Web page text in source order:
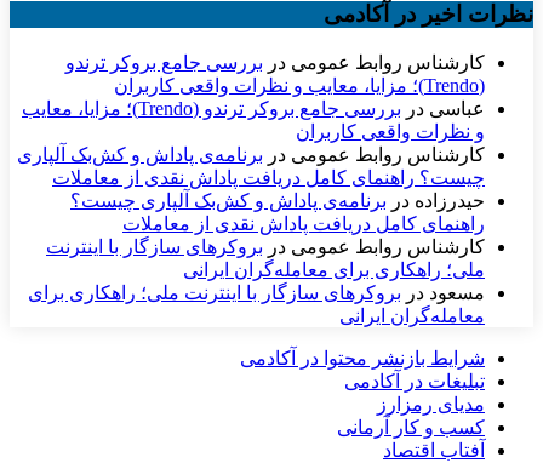
نظرات اخیر در آکادمی
کارشناس روابط عمومی در بررسی جامع بروکر ترندو
(Trendo)؛ مزایا، معایب و نظرات واقعی کاربران
عباسی در
بررسی جامع بروکر ترندو (Trendo)؛ مزایا، معایب
و نظرات واقعی کاربران
کارشناس روابط عمومی در برنامه‌ی پاداش و کش‌بک آلپاری
چیست؟ راهنمای کامل دریافت پاداش نقدی از معاملات
حیدرزاده در برنامه‌ی پاداش و کش‌بک آلپاری چیست؟
راهنمای کامل دریافت پاداش نقدی از معاملات
کارشناس روابط عمومی در بروکرهای سازگار با اینترنت
ملی؛ راهکاری برای معامله‌گران ایرانی
مسعود در بروکرهای سازگار با اینترنت ملی؛ راهکاری برای
معامله‌گران ایرانی
شرایط بازنشر محتوا در آکادمی
تبلیغات در آکادمی
مدیای رمزارز
کسب و کار آرمانی
آفتاب اقتصاد